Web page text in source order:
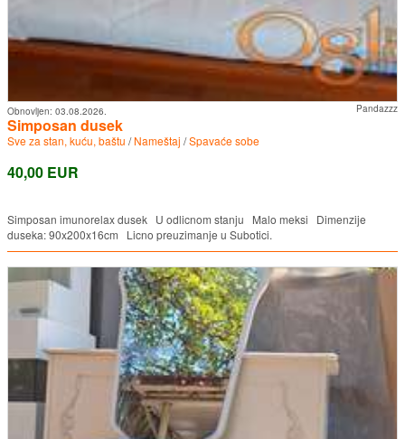
Pandazzz
Obnovljen: 03.08.2026.
Simposan dusek
Sve za stan, kuću, baštu /Nameštaj /Spavaće sobe
40,00 EUR
Simposan imunorelax dusek U odlicnom stanju Malo meksi Dimenzije
duseka: 90x200x16cm Licno preuzimanje u Subotici.